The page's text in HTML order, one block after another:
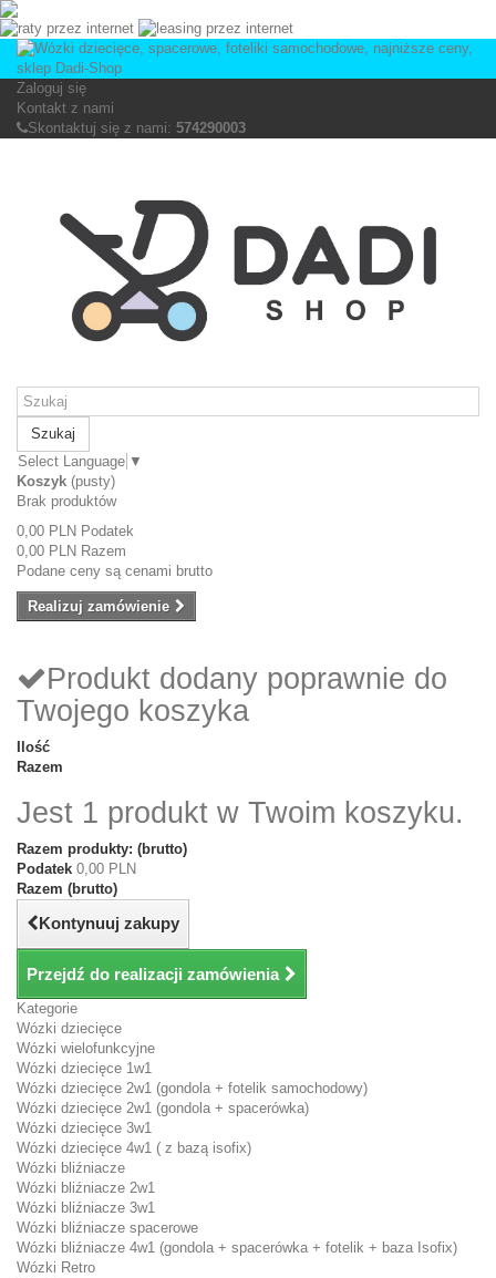
Zaloguj się
Kontakt z nami
Skontaktuj się z nami: 574290003
Szukaj
Select Language ▼
Koszyk (pusty)
Brak produktów
0,00 PLN Podatek
0,00 PLN Razem
Podane ceny są cenami brutto
Realizuj zamówienie
Produkt dodany poprawnie do
Twojego koszyka
Ilość
Razem
Jest 1 produkt w Twoim koszyku.
Razem produkty: (brutto)
Podatek 0,00 PLN
Razem (brutto)
Kontynuuj zakupy
Przejdź do realizacji zamówienia
Kategorie
Wózki dziecięce
Wózki wielofunkcyjne
Wózki dziecięce 1w1
Wózki dziecięce 2w1 (gondola + fotelik samochodowy)
Wózki dziecięce 2w1 (gondola + spacerówka)
Wózki dziecięce 3w1
Wózki dziecięce 4w1 ( z bazą isofix)
Wózki bliźniacze
Wózki bliźniacze 2w1
Wózki bliźniacze 3w1
Wózki bliźniacze spacerowe
Wózki bliźniacze 4w1 (gondola + spacerówka + fotelik + baza Isofix)
Wózki Retro